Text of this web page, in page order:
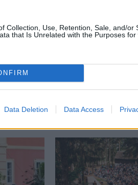
Collection, Use, Retention, Sale, and/or
that Is Unrelated with the Purposes for
Data Deletion Data Access